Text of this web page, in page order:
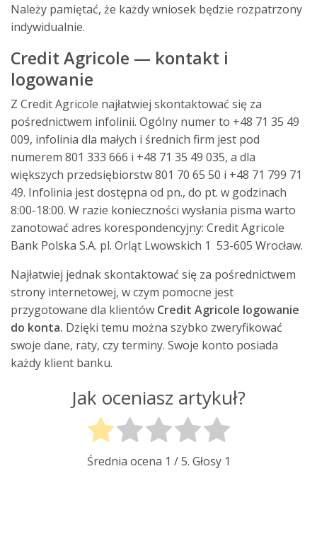
Należy pamiętać, że każdy wniosek będzie rozpatrzony
indywidualnie.
Credit Agricole — kontakt i
logowanie
Z Credit Agricole najłatwiej skontaktować się za
pośrednictwem infolinii. Ogólny numer to +48 71 35 49
009, infolinia dla małych i średnich firm jest pod
numerem 801 333 666 i +48 71 35 49 035, a dla
większych przedsiębiorstw 801 70 65 50 i +48 71 799 71
49. Infolinia jest dostępna od pn., do pt. w godzinach
8:00-18:00. W razie konieczności wysłania pisma warto
zanotować adres korespondencyjny: Credit Agricole
Bank Polska S.A. pl. Orląt Lwowskich 1 53-605 Wrocław.
Najłatwiej jednak skontaktować się za pośrednictwem
strony internetowej, w czym pomocne jest
przygotowane dla klientów Credit Agricole logowanie
do konta. Dzięki temu można szybko zweryfikować
swoje dane, raty, czy terminy. Swoje konto posiada
każdy klient banku.
Jak oceniasz artykuł?
Średnia ocena 1 / 5. Głosy 1